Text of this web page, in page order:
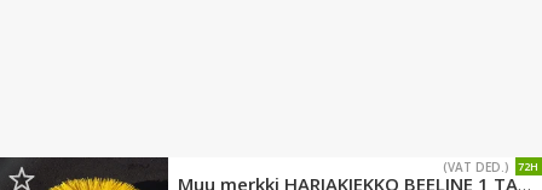
72H
(VAT DED.)
Muu merkki HARJAKIEKKO BEELINE 1 TAPPI 7900MM